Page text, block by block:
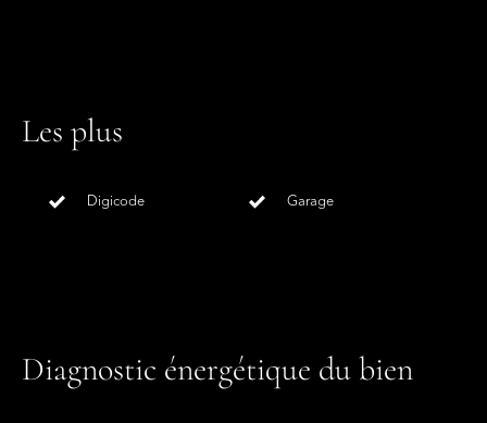
Les plus
Digicode Garage
Diagnostic énergétique du bien